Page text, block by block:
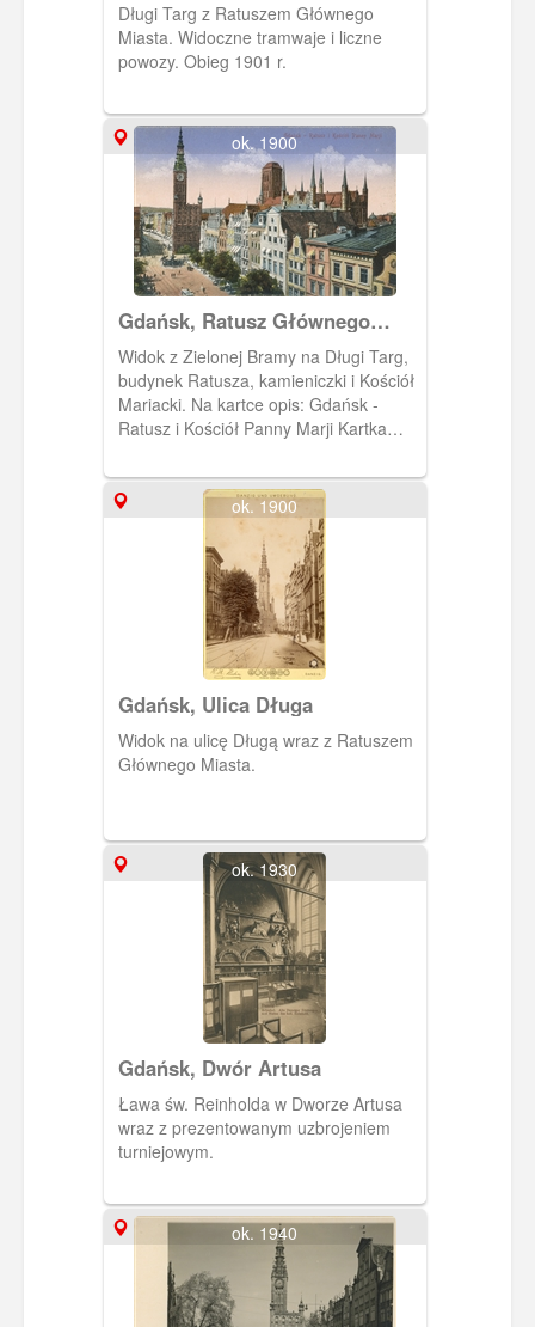
Długi Targ z Ratuszem Głównego
Miasta. Widoczne tramwaje i liczne
powozy. Obieg 1901 r.
ok. 1900
Gdańsk, Ratusz Głównego
Miasta
Widok z Zielonej Bramy na Długi Targ,
budynek Ratusza, kamieniczki i Kościół
Mariacki. Na kartce opis: Gdańsk -
Ratusz i Kościół Panny Marji Kartka
Czarlińskiego. Album zawiera 11 kartek
pocztowych wydanych przez
wydawnictwo Stengel &Co., G.m.b.H,
Dresden. Okładka albumu tekturowa,
kolor bordo. Na okładce znajduje się
napis Gdańsk, dane wydawcy i
ozdobne, secesyjne motywy roślinne.
ok. 1900
Gdańsk, Ulica Długa
Widok na ulicę Długą wraz z Ratuszem
Głównego Miasta.
ok. 1930
Gdańsk, Dwór Artusa
Ława św. Reinholda w Dworze Artusa
wraz z prezentowanym uzbrojeniem
turniejowym.
ok. 1940